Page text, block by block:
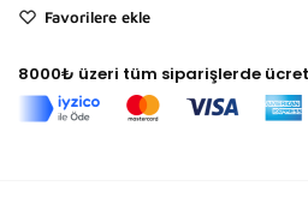
Favorilere ekle
8000₺ üzeri tüm siparişlerde